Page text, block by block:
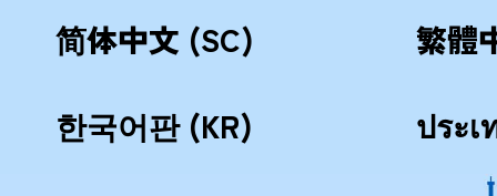
简体中文 (SC)
繁體
한국어판 (KR)
ประ